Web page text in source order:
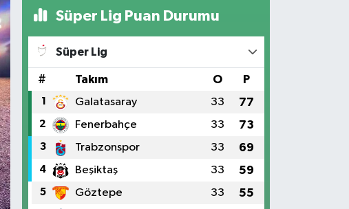
Süper Lig Puan Durumu
Süper Lig
# Takım O P
1 Galatasaray 33 77
2 Fenerbahçe 33 73
3 Trabzonspor 33 69
4 Beşiktaş 33 59
5 Göztepe 33 55